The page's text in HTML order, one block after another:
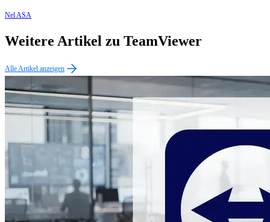
Nel ASA
Weitere Artikel zu TeamViewer
Alle Artikel anzeigen